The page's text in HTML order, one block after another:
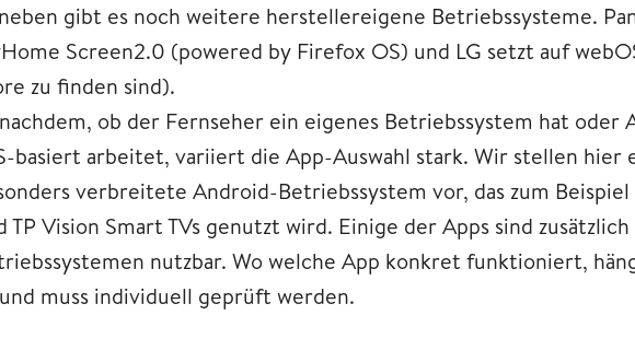
gibt es noch weitere herstellereigene Betriebssysteme.
Screen2.0 (powered by Firefox OS) und LG setzt auf
zu finden sind).
ob der Fernseher ein eigenes Betriebssystem hat oder
basiert arbeitet, variiert die App-Auswahl stark. Wir stellen hier
verbreitete Android-Betriebssystem vor, das zum Beispiel
TP Vision Smart TVs genutzt wird. Einige der Apps sind
nutzbar. Wo welche App konkret funktioniert,
muss individuell geprüft werden.